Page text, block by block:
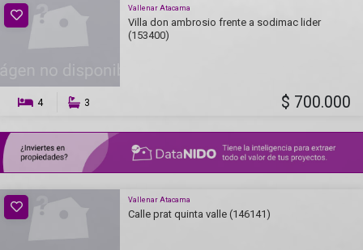
Vallenar Atacama
Villa don ambrosio frente a sodimac lider
(153400)
4 3 $ 700.000
Vallenar Atacama
Calle prat quinta valle (146141)